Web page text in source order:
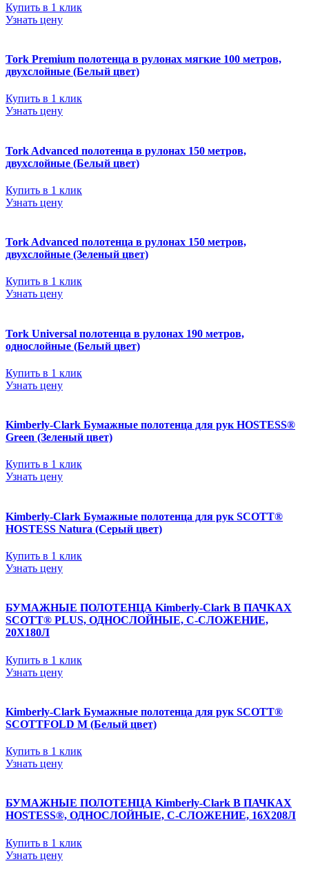
Купить в 1 клик
Узнать цену
Tork Premium полотенца в рулонах мягкие 100 метров,
двухслойные (Белый цвет)
Купить в 1 клик
Узнать цену
Tork Advanced полотенца в рулонах 150 метров,
двухслойные (Белый цвет)
Купить в 1 клик
Узнать цену
Tork Advanced полотенца в рулонах 150 метров,
двухслойные (Зеленый цвет)
Купить в 1 клик
Узнать цену
Tork Universal полотенца в рулонах 190 метров,
однослойные (Белый цвет)
Купить в 1 клик
Узнать цену
Kimberly-Clark Бумажные полотенца для рук HOSTESS®
Green (Зеленый цвет)
Купить в 1 клик
Узнать цену
Kimberly-Clark Бумажные полотенца для рук SCOTT®
HOSTESS Natura (Серый цвет)
Купить в 1 клик
Узнать цену
БУМАЖНЫЕ ПОЛОТЕНЦА Kimberly-Clark В ПАЧКАХ
SCOTT® PLUS, ОДНОСЛОЙНЫЕ, С-СЛОЖЕНИЕ,
20Х180Л
Купить в 1 клик
Узнать цену
Kimberly-Clark Бумажные полотенца для рук SCOTT®
SCOTTFOLD М (Белый цвет)
Купить в 1 клик
Узнать цену
БУМАЖНЫЕ ПОЛОТЕНЦА Kimberly-Clark В ПАЧКАХ
HOSTESS®, ОДНОСЛОЙНЫЕ, С-СЛОЖЕНИЕ, 16Х208Л
Купить в 1 клик
Узнать цену